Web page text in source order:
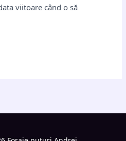
viitoare când o să